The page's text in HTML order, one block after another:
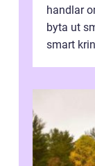
handlar
byta ut
smart